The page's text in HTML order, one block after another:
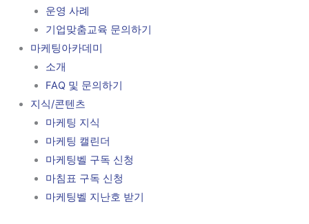
운영 사례
기업맞춤교육 문의하기
마케팅아카데미
소개
FAQ 및 문의하기
지식/콘텐츠
마케팅 지식
마케팅 캘린더
마케팅벨 구독 신청
마침표 구독 신청
마케팅벨 지난호 받기